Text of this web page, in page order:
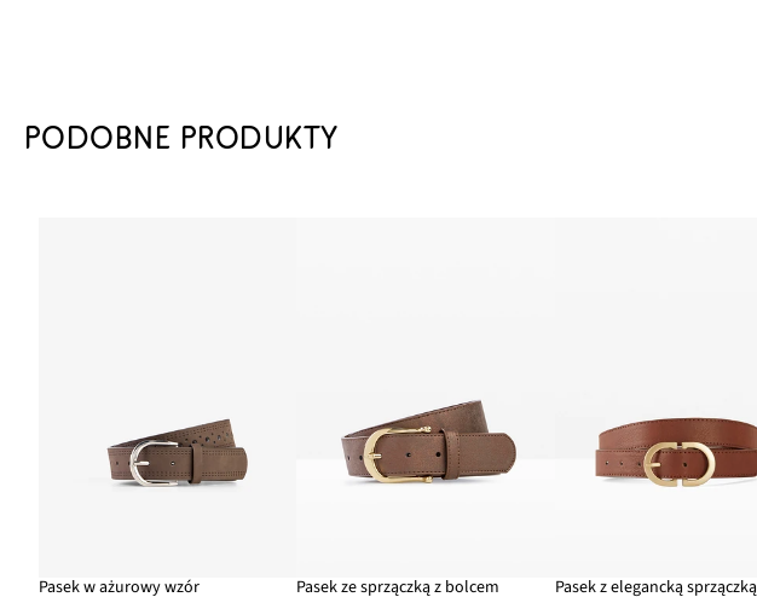
PODOBNE PRODUKTY
Pasek w ażurowy wzór Pasek ze sprzączką z bolcem Pasek z elegancką sprzączką